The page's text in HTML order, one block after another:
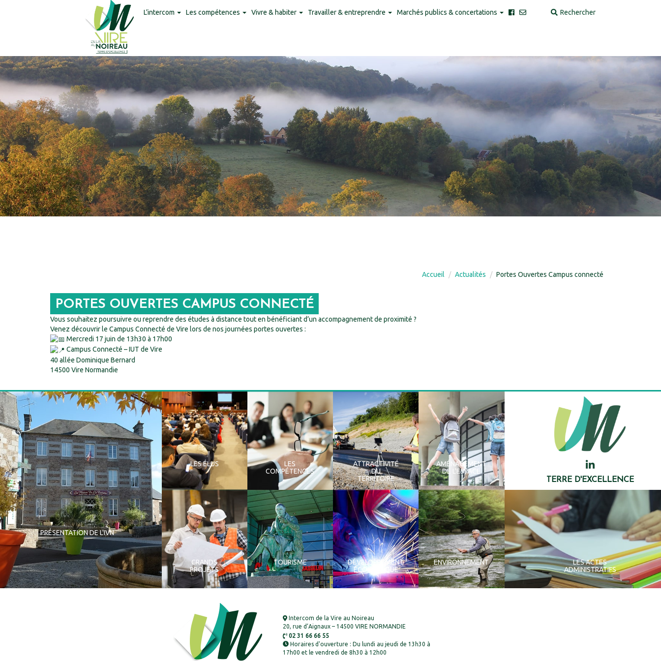
L’intercom Les compétences Vivre & habiter Travailler & entreprendre Marchés publics & concertations
Accueil Actualités Portes Ouvertes Campus connecté
PORTES OUVERTES CAMPUS CONNECTÉ
Vous souhaitez poursuivre ou reprendre des études à distance tout en bénéficiant d’un accompagnement de proximité ?
Venez découvrir le Campus Connecté de Vire lors de nos journées portes ouvertes :
Mercredi 17 juin de 13h30 à 17h00
Campus Connecté – IUT de Vire
40 allée Dominique Bernard
14500 Vire Normandie
PRÉSENTATION DE L'IVN
LES ÉLUS
LES
COMPÉTENCES
ATTRACTIVITÉ
DU
TERRITOIRE
AMÉNAGEMENT
DE L'ESPACE
TERRE D'EXCELLENCE
GRANDS
PROJETS
TOURISME
DÉVELOPPEMENT
ÉCONOMIQUE
ENVIRONNEMENT
LES ACTES
ADMINISTRATIFS
Intercom de la Vire au Noireau
20, rue d’Aignaux – 14500 VIRE NORMANDIE
02 31 66 66 55
Horaires d'ouverture : Du lundi au jeudi de 13h30 à
17h00 et le vendredi de 8h30 à 12h00
Panneau de gestion des cookies